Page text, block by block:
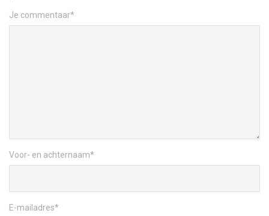
Je commentaar*
Voor- en achternaam*
E-mailadres*